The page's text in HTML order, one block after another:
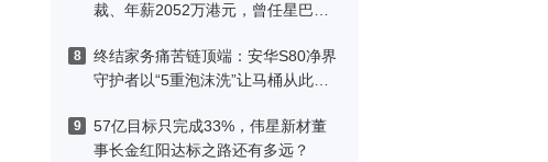
裁、年薪2052万港元，曾任星巴克
8
终结家务痛苦链顶端：安华S80净界
守护者以“5重泡沫洗”让马桶从此免
9
57亿目标只完成33%，伟星新材董
事长金红阳达标之路还有多远？